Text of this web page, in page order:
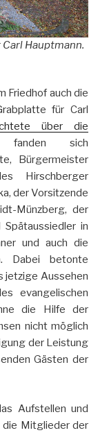
Hauptmann.
Friedhof auch die
für Carl
über die
sich
Bürgermeister
Hirschberger
der Vorsitzende
Münzberg, der
in
und auch die
Dabei betonte
jetzige Aussehen
evangelischen
die Hilfe der
nicht möglich
der Leistung
Gästen der
Aufstellen und
die Mitglieder der